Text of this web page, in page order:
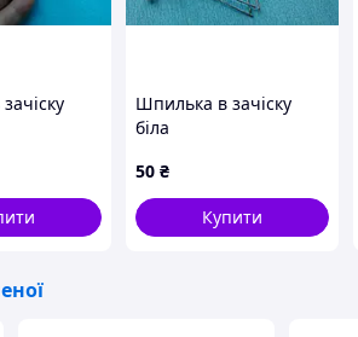
Шпилька в зачіску
біла
50 ₴
Купити